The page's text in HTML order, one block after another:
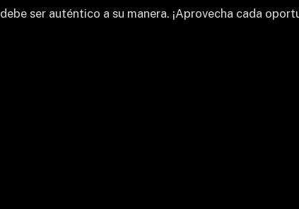
ser auténtico a su manera. ¡Aprovecha cada